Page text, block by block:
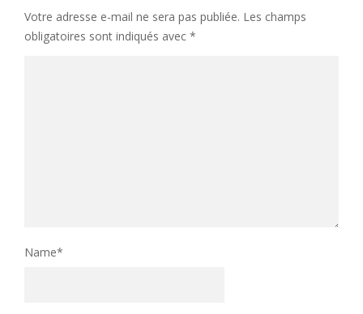
Votre adresse e-mail ne sera pas publiée. Les champs
obligatoires sont indiqués avec *
Name*